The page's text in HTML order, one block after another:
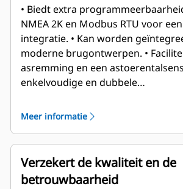
• Biedt extra
NMEA 2K en Modbus RTU voor
integratie. • Kan worden
moderne brugontwerpen. •
asremming en een
enkelvoudige en dubbele
externe commandostations
scheepsvoortstuwingsmotoren
Meer informatie
Verzekert de kwaliteit en de
betrouwbaarheid